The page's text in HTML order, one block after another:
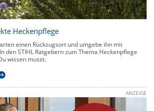
Heckenpflege
einen Rückzugsort und umgebe ihn mit
den STIHL Ratgebern zum Thema Heckenpflege
wissen musst.
ANZEIGE